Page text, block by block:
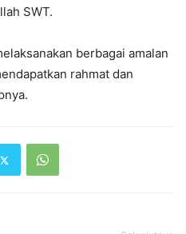
SWT.
berbagai amalan
rahmat dan